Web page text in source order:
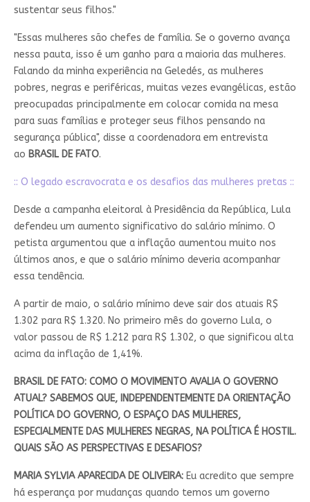
sustentar seus filhos."
"Essas mulheres são chefes de família. Se o governo avança
nessa pauta, isso é um ganho para a maioria das mulheres.
Falando da minha experiência na Geledés, as mulheres
pobres, negras e periféricas, muitas vezes evangélicas, estão
preocupadas principalmente em colocar comida na mesa
para suas famílias e proteger seus filhos pensando na
segurança pública", disse a coordenadora em entrevista
ao BRASIL DE FATO.
:: O legado escravocrata e os desafios das mulheres pretas ::
Desde a campanha eleitoral à Presidência da República, Lula
defendeu um aumento significativo do salário mínimo. O
petista argumentou que a inflação aumentou muito nos
últimos anos, e que o salário mínimo deveria acompanhar
essa tendência.
A partir de maio, o salário mínimo deve sair dos atuais R$
1.302 para R$ 1.320. No primeiro mês do governo Lula, o
valor passou de R$ 1.212 para R$ 1.302, o que significou alta
acima da inflação de 1,41%.
BRASIL DE FATO: COMO O MOVIMENTO AVALIA O GOVERNO
ATUAL? SABEMOS QUE, INDEPENDENTEMENTE DA ORIENTAÇÃO
POLÍTICA DO GOVERNO, O ESPAÇO DAS MULHERES,
ESPECIALMENTE DAS MULHERES NEGRAS, NA POLÍTICA É HOSTIL.
QUAIS SÃO AS PERSPECTIVAS E DESAFIOS?
MARIA SYLVIA APARECIDA DE OLIVEIRA:Eu acredito que sempre
há esperança por mudanças quando temos um governo